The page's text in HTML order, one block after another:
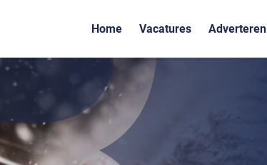
Home Vacatures Adverteren